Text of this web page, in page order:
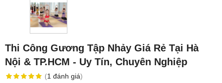
Thi Công Gương Tập Nhảy Giá Rẻ Tại Hà
Nội & TP.HCM - Uy Tín, Chuyên Nghiệp
(1 đánh giá)